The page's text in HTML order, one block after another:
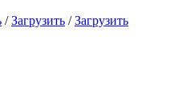
/Загрузить /Загрузить